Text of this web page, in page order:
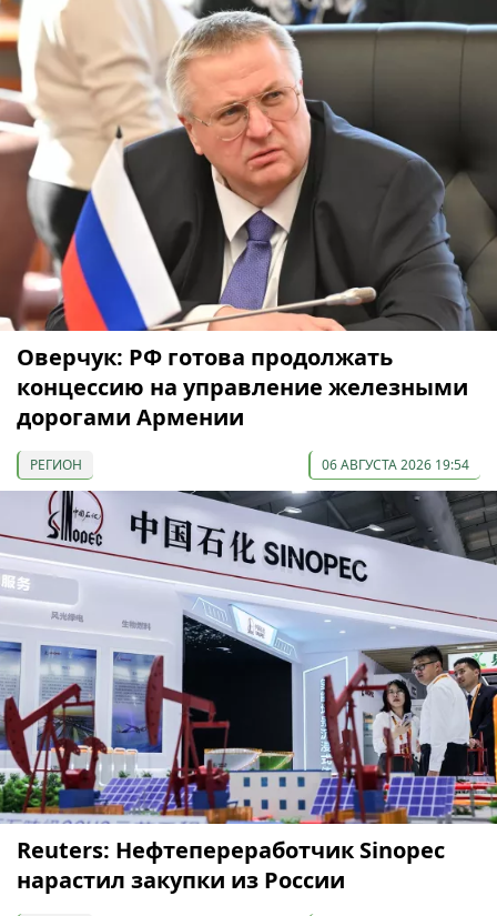
Оверчук: РФ готова продолжать
концессию на управление железными
дорогами Армении
РЕГИОН 06 АВГУСТА 2026 19:54
Reuters: Нефтепереработчик Sinopec
нарастил закупки из России